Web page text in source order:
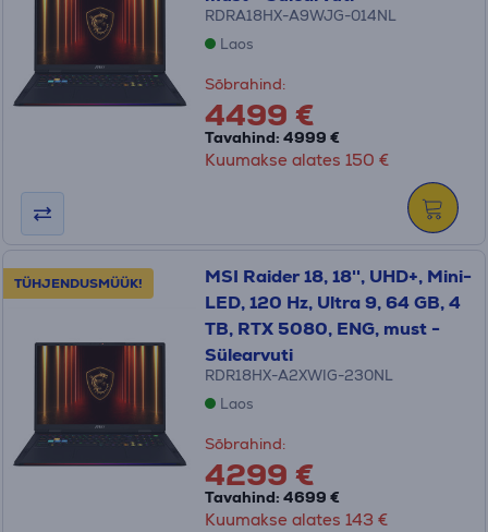
RDRA18HX-A9WJG-014NL
Laos
Sõbrahind:
4499 €
Tavahind: 4999 €
Kuumakse alates 150 €
TÜHJENDUSMÜÜK!
MSI Raider 18, 18'', UHD+, Mini-
LED, 120 Hz, Ultra 9, 64 GB, 4
TB, RTX 5080, ENG, must -
Sülearvuti
RDR18HX-A2XWIG-230NL
Laos
Sõbrahind:
4299 €
Tavahind: 4699 €
Kuumakse alates 143 €